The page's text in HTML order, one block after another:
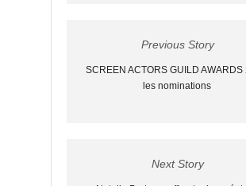
Previous Story
SCREEN ACTORS GUILD AWARDS
les nominations
Next Story